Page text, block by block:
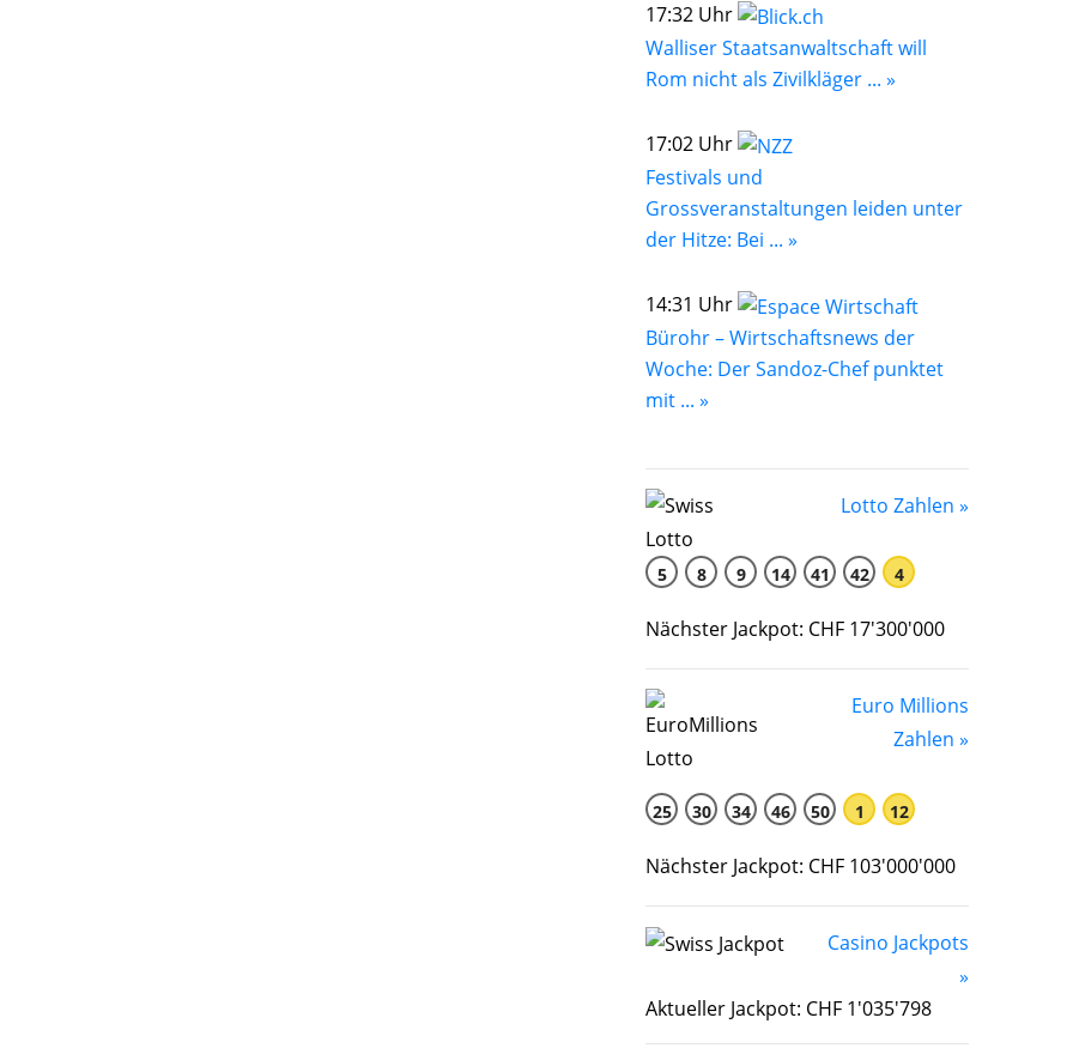
17:32 Uhr
Walliser Staatsanwaltschaft will
Rom nicht als Zivilkläger ... »
17:02 Uhr
Festivals und
Grossveranstaltungen leiden unter
der Hitze: Bei ... »
14:31 Uhr
Bürohr – Wirtschaftsnews der
Woche: Der Sandoz-Chef punktet
mit ... »
Lotto Zahlen »
5 8 9 14 41 42 4
Nächster Jackpot: CHF 17'300'000
Euro Millions
Zahlen »
25 30 34 46 50 1 12
Nächster Jackpot: CHF 103'000'000
Casino Jackpots
»
Aktueller Jackpot: CHF 1'035'798